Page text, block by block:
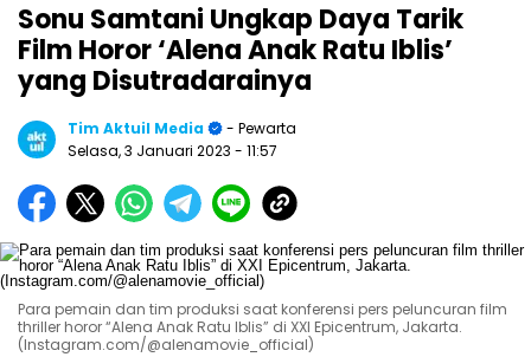
Sonu Samtani Ungkap Daya Tarik
Film Horor ‘Alena Anak Ratu Iblis’
yang Disutradarainya
Tim Aktuil Media
- Pewarta
Selasa, 3 Januari 2023 - 11:57
Para pemain dan tim produksi saat konferensi pers peluncuran film
thriller horor “Alena Anak Ratu Iblis” di XXI Epicentrum, Jakarta.
(Instagram.com/@alenamovie_official)